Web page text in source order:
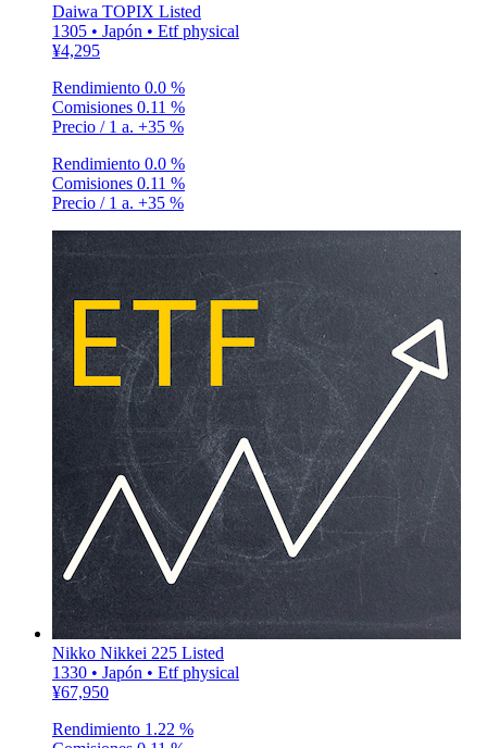
Daiwa TOPIX Listed
1305 • Japón • Etf physical
¥4,295
Rendimiento 0.0 %
Comisiones 0.11 %
Precio / 1 a. +35 %
Rendimiento 0.0 %
Comisiones 0.11 %
Precio / 1 a. +35 %
Nikko Nikkei 225 Listed
1330 • Japón • Etf physical
¥67,950
Rendimiento 1.22 %